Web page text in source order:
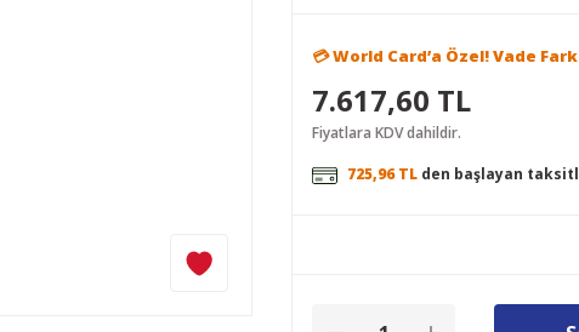
💳 World Card’a Özel! Vade
7.617,60 TL
Fiyatlara KDV dahildir.
725,96 TL den başlayan